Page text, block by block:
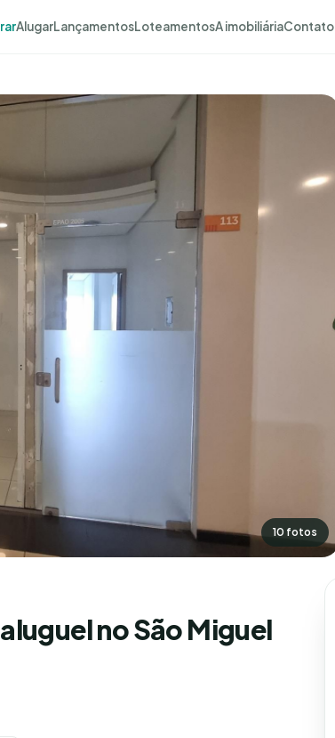
AlugarLançamentosLoteamentosA imobiliáriaContato
10 fotos
no São Miguel